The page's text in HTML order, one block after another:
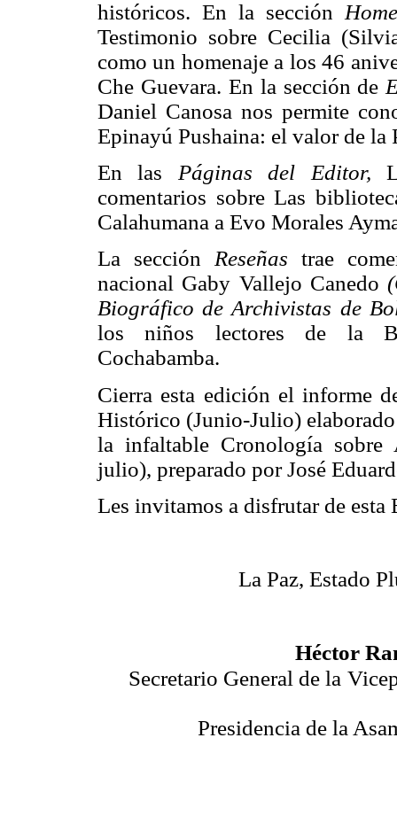
históricos. En la sección
Testimonio sobre Cecilia
como un homenaje a los 46
Che Guevara. En la sección de
Daniel Canosa nos permite
Epinayú Pushaina: el valor de la
En las Páginas del Editor,
comentarios sobre Las
Calahumana a Evo Morales
La sección Reseñas trae
nacional Gaby Vallejo Canedo
Biográfico de Archivistas de
los niños lectores de la
Cochabamba.
Cierra esta edición el informe
Histórico (Junio-Julio)
la infaltable Cronología
julio), preparado por José
Les invitamos a disfrutar de
La Paz, Estado
Héctor
Secretario General de la
Presidencia de la